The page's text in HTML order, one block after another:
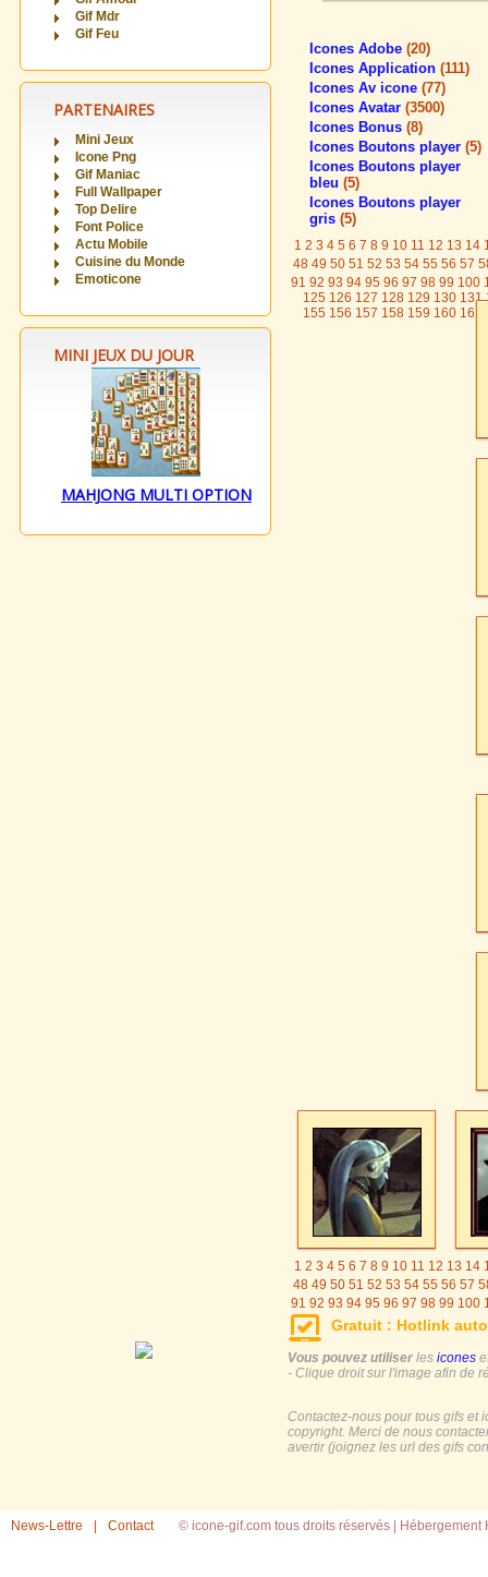
Gif Mdr
Gif Feu
PARTENAIRES
Mini Jeux
Icone Png
Gif Maniac
Full Wallpaper
Top Delire
Font Police
Actu Mobile
Cuisine du Monde
Emoticone
MINI JEUX DU JOUR
MAHJONG MULTI OPTION
Icones Adobe (20)
Icones Application (111)
Icones Av icone (77)
Icones Avatar (3500)
Icones Bonus (8)
Icones Boutons player (5)
Icones Boutons player
bleu (5)
Icones Boutons player
gris (5)
1 2 3 4 5 6 7 8 9 10 11 12 13 14
48 49 50 51 52 53 54 55 56 57
91 92 93 94 95 96 97 98 99 100
125 126 127 128 129 130 131
155 156 157 158 159 160 161
1 2 3 4 5 6 7 8 9 10 11 12 13 14
48 49 50 51 52 53 54 55 56 57
91 92 93 94 95 96 97 98 99 100
125
126 127 128 129 130 131
155
156 157 158 159 160 161
Gratuit : Hotlink
Vous pouvez utiliser les icones
- Clique droit sur l'image afin de
Contactez-nous pour tous gifs et
copyright. Merci de nous
avertir (joignez les url des gifs
News-Lettre Contact © icone-gif.com tous droits réservés | Hébergement